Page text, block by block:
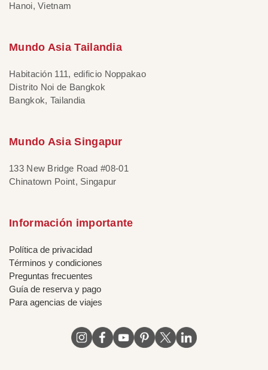
Hanoi, Vietnam
Mundo Asia Tailandia
Habitación 111, edificio Noppakao
Distrito Noi de Bangkok
Bangkok, Tailandia
Mundo Asia Singapur
133 New Bridge Road #08-01
Chinatown Point, Singapur
Información importante
Política de privacidad
Términos y condiciones
Preguntas frecuentes
Guía de reserva y pago
Para agencias de viajes